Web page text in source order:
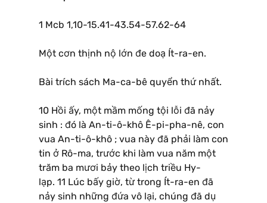
1 Mcb 1,10-15.41-43.54-57.62-64
Một cơn thịnh nộ lớn đe doạ Ít-ra-en.
Bài trích sách Ma-ca-bê quyển thứ nhất.
10 Hồi ấy, một mầm mống tội lỗi đã nảy
sinh : đó là An-ti-ô-khô Ê-pi-pha-nê, con
vua An-ti-ô-khô ; vua này đã phải làm con
tin ở Rô-ma, trước khi làm vua năm một
trăm ba mươi bảy theo lịch triều Hy-
lạp. 11 Lúc bấy giờ, từ trong Ít-ra-en đã
nảy sinh những đứa vô lại, chúng đã dụ